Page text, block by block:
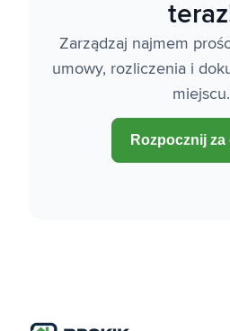
Zarządzaj najmem
umowy, rozliczenia i
miejscu.
Rozpocznij za